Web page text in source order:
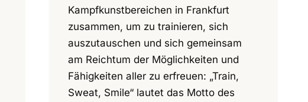
Kampfkunstbereichen in Frankfurt
zusammen, um zu trainieren, sich
auszutauschen und sich gemeinsam
am Reichtum der Möglichkeiten und
Fähigkeiten aller zu erfreuen: „Train,
Sweat, Smile“ lautet das Motto des